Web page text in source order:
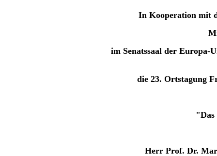
In Kooperation mit
im Senatssaal der Europa-
die 23. Ortstagung
"Das
Herr Prof. Dr.